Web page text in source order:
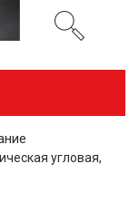
угловая,